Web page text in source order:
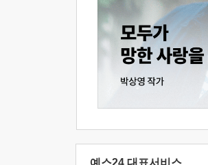
예스24 대표서비스